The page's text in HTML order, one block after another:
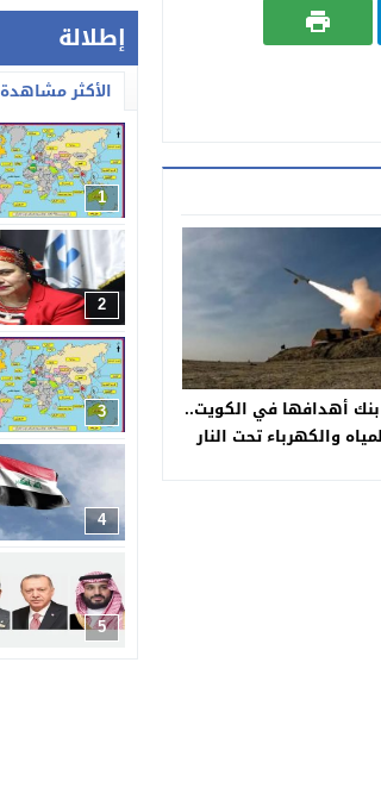
أهدافها في الكويت..
والكهرباء تحت النار
إطلالة
الأكثر مشاهدة
1
2
3
4
5